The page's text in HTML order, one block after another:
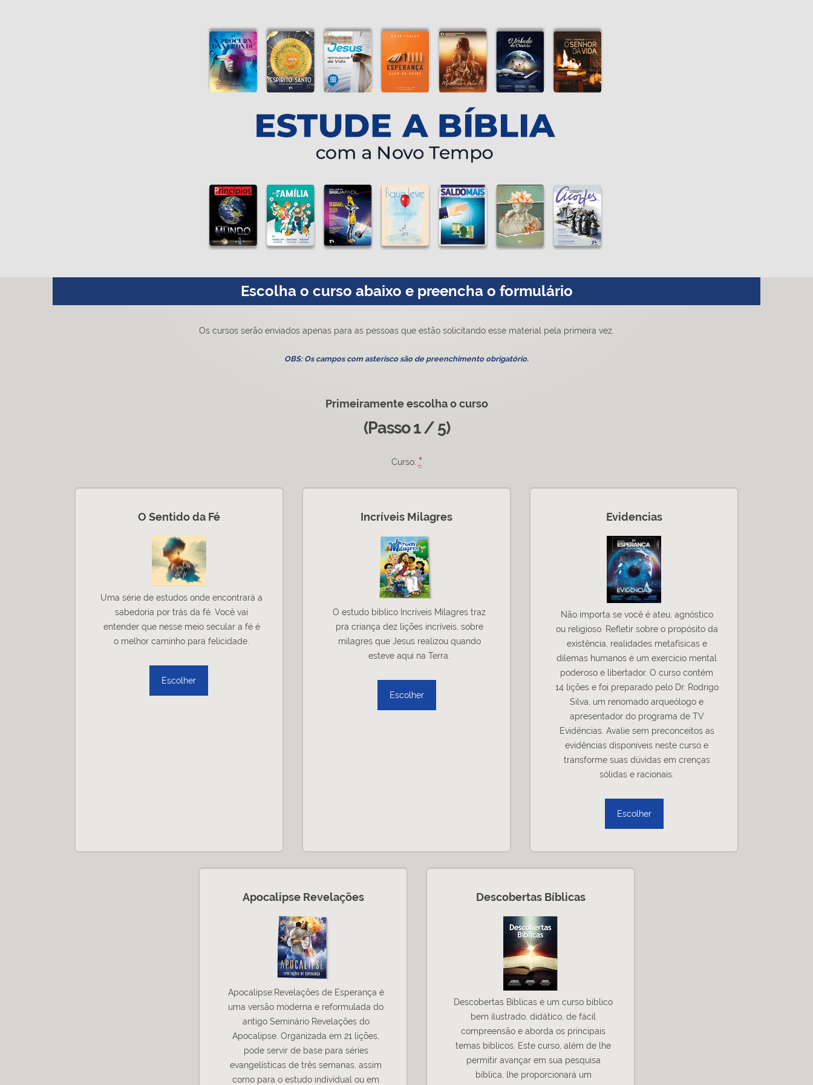
Escolha o curso abaixo e preencha o formulário
Os cursos serão enviados apenas para as pessoas que estão solicitando esse material pela primeira vez.
OBS: Os campos com asterisco são de preenchimento obrigatório.
Primeiramente escolha o curso
(Passo 1 / 5)
Curso: *
O Sentido da Fé
Uma série de estudos onde encontrará a
sabedoria por trás da fé. Você vai
entender que nesse meio secular a fé é
o melhor caminho para felicidade.
Escolher
Incríveis Milagres
O estudo bíblico Incríveis Milagres traz
pra criança dez lições incríveis, sobre
milagres que Jesus realizou quando
esteve aqui na Terra.
Escolher
Evidencias
Não importa se você é ateu, agnóstico
ou religioso. Refletir sobre o propósito da
existência, realidades metafísicas e
dilemas humanos é um exercício mental
poderoso e libertador. O curso contém
14 lições e foi preparado pelo Dr. Rodrigo
Silva, um renomado arqueólogo e
apresentador do programa de TV
Evidências. Avalie sem preconceitos as
evidências disponíveis neste curso e
transforme suas dúvidas em crenças
sólidas e racionais.
Escolher
Apocalipse Revelações
Apocalipse:Revelações de Esperança é
uma versão moderna e reformulada do
antigo Seminário Revelações do
Apocalipse. Organizada em 21 lições,
pode servir de base para séries
evangelísticas de três semanas, assim
como para o estudo individual ou em
Descobertas Bíblicas
Descobertas Bíblicas é um curso bíblico
bem ilustrado, didático, de fácil
compreensão e aborda os principais
temas bíblicos. Este curso, além de lhe
permitir avançar em sua pesquisa
bíblica, lhe proporcionará um